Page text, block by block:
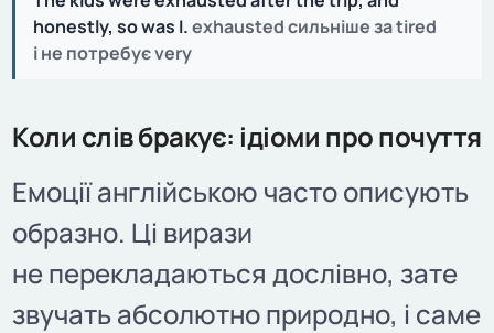
honestly, so was I.exhausted сильніше за tired
і не потребує very
Коли слів бракує: ідіоми про почуття
Емоції англійською часто описують
образно. Ці вирази
не перекладаються дослівно, зате
звучать абсолютно природно, і саме